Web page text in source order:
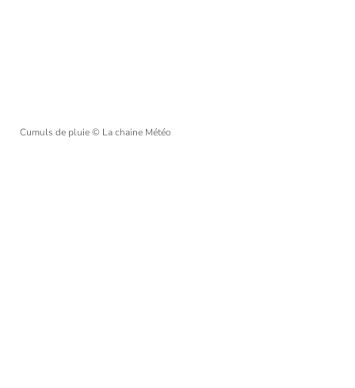
Cumuls de pluie© La chaine Météo